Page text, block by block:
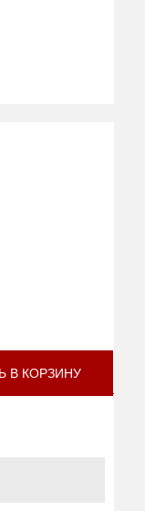
В КОРЗИНУ